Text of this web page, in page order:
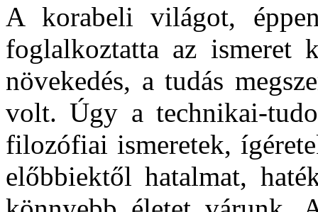
A korabeli világot,
foglalkoztatta az ismeret
növekedés, a tudás
volt. Úgy a technikai-
filozófiai ismeretek,
előbbiektől hatalmat,